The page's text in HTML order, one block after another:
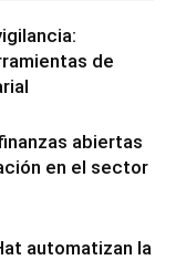
de
abiertas
en el sector
automatizan la